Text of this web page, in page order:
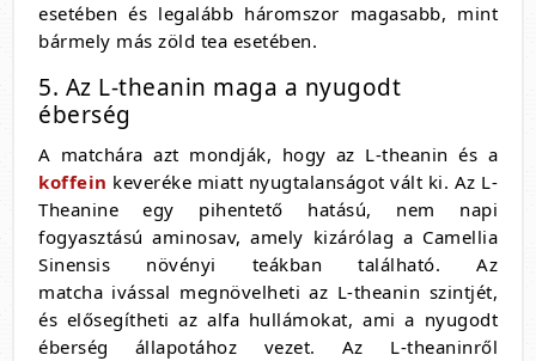
esetében és legalább háromszor magasabb, mint
bármely más zöld tea esetében.
5. Az L-theanin maga a nyugodt
éberség
A matchára azt mondják, hogy az L-theanin és a
koffein keveréke miatt nyugtalanságot vált ki. Az L-
Theanine egy pihentető hatású, nem napi
fogyasztású aminosav, amely kizárólag a Camellia
Sinensis növényi teákban található. Az
matcha ivással megnövelheti az L-theanin szintjét,
és elősegítheti az alfa hullámokat, ami a nyugodt
éberség állapotához vezet. Az L-theaninről